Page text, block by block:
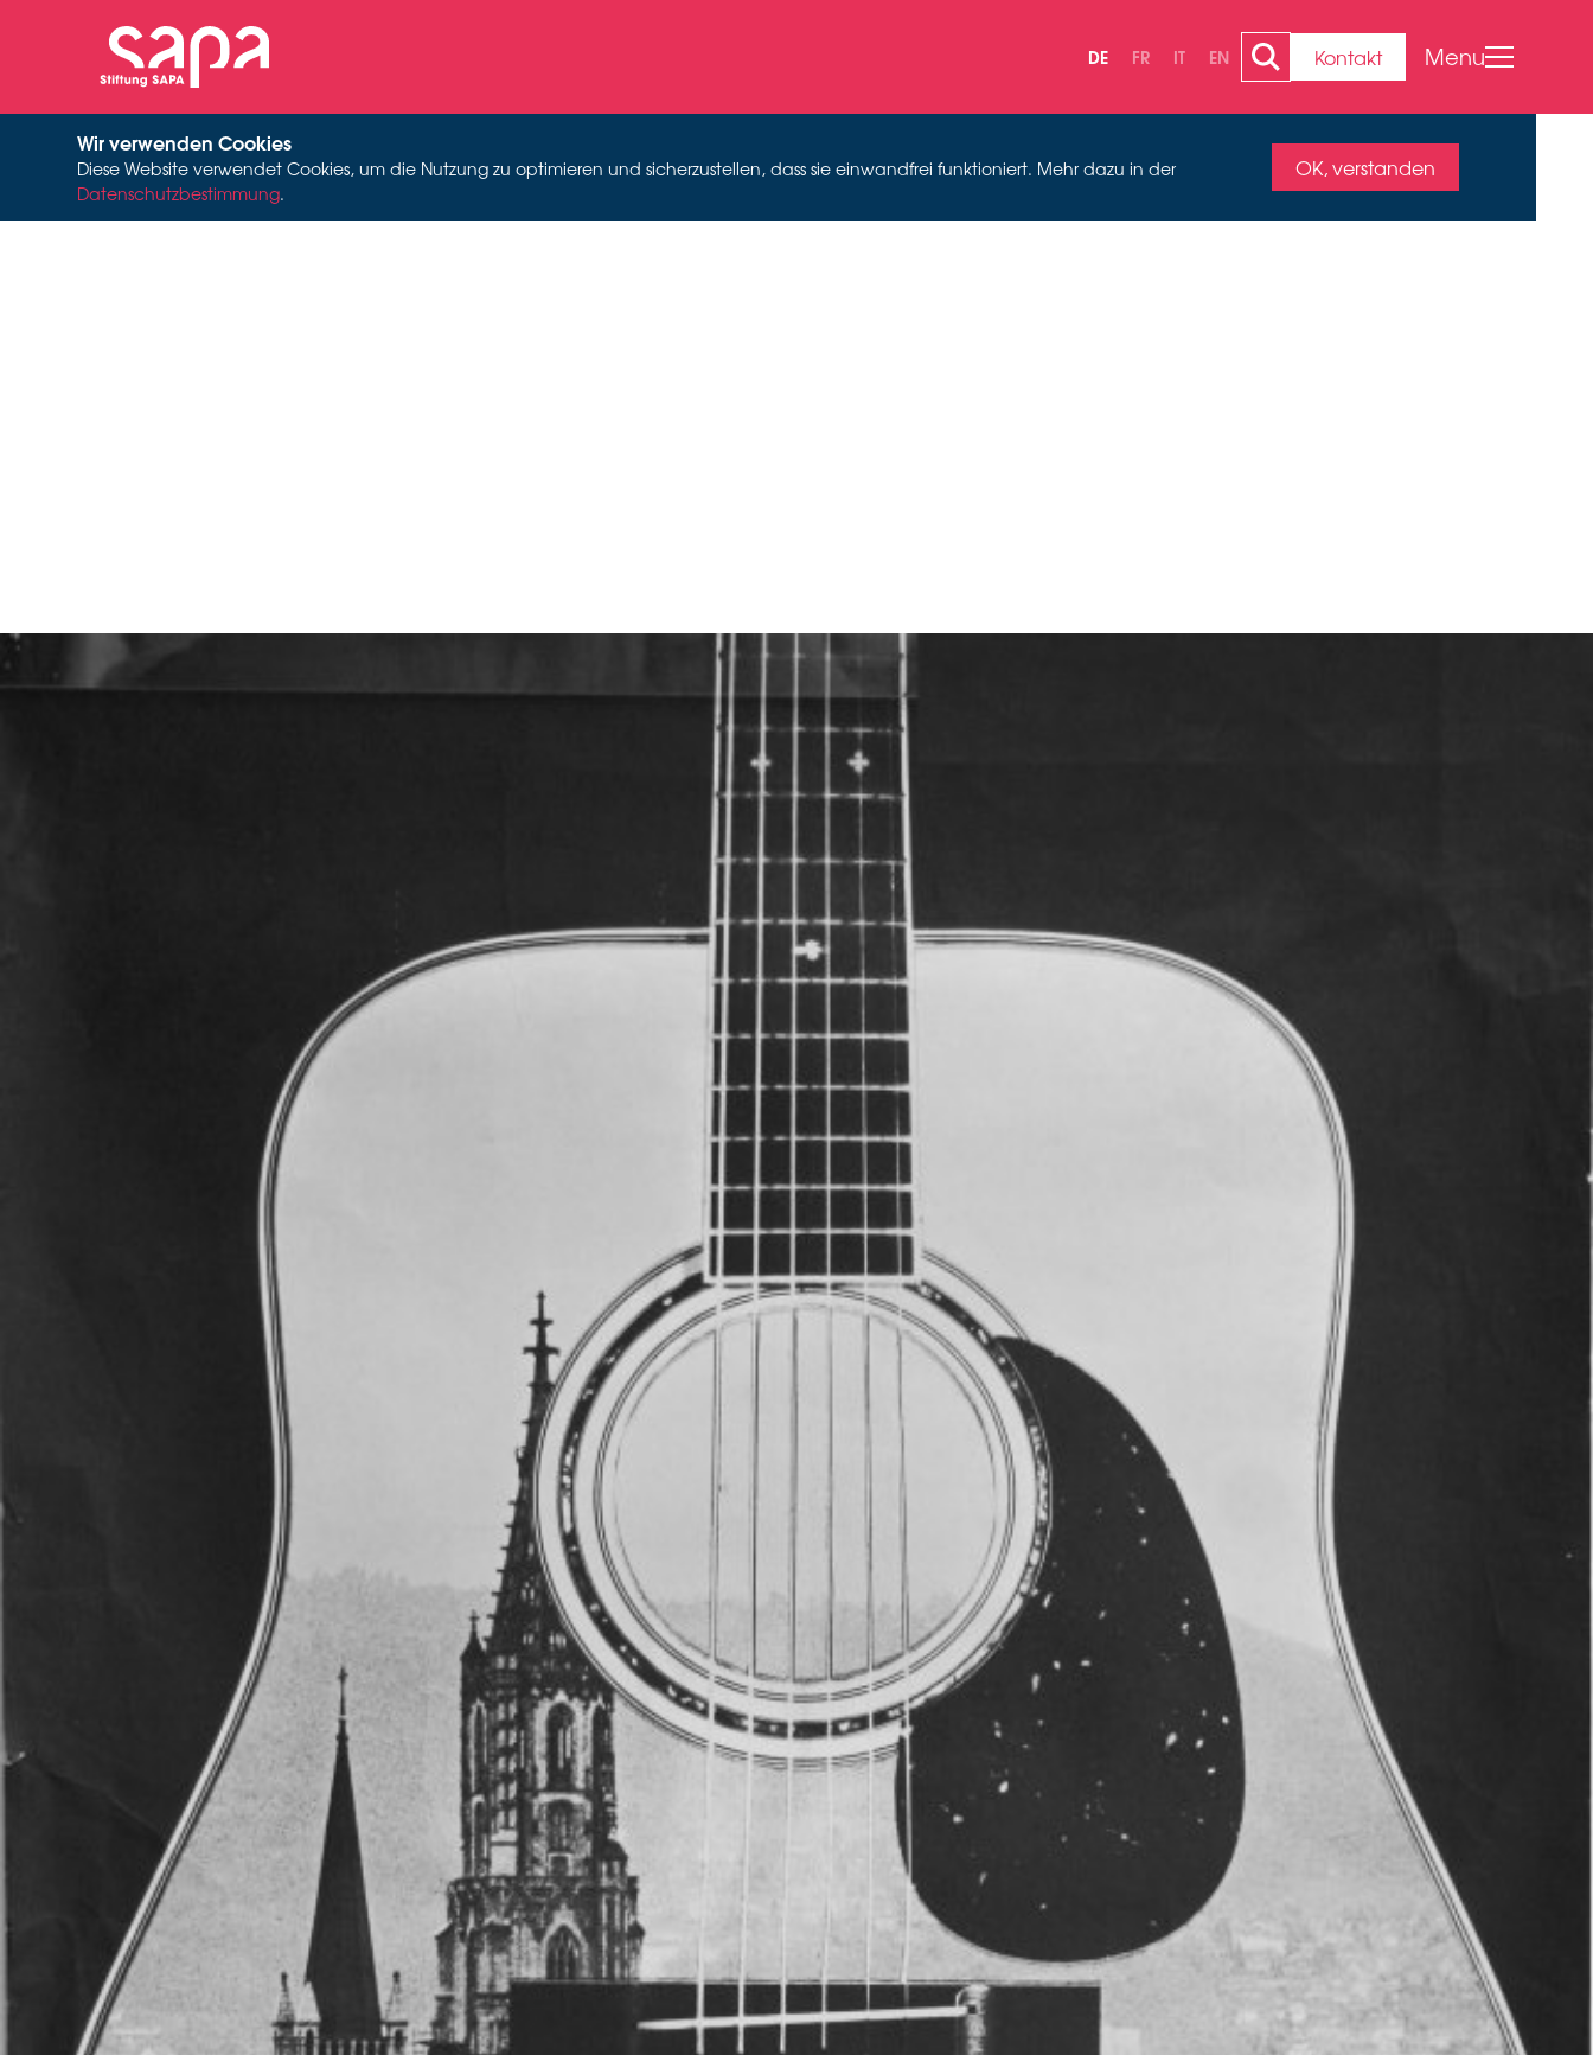
DE FR IT EN Kontakt Menu
Wir verwenden Cookies
Diese Website verwendet Cookies, um die Nutzung zu optimieren und sicherzustellen, dass sie einwandfrei funktioniert. Mehr dazu in der
Datenschutzbestimmung.
OK, verstanden
Eine grosse Zeit geht zu Ende, eine neue
beginnt! Das Cabaret-Archiv geht an die
Das Schweizer Cabaret-Archiv zieht von Thun nach Bern, aus dem
Haus seines Gründers und unermüdlichen Verwalters Hansueli von
Allmen in die Stiftung SAPA, Schweizer Archiv der Darstellenden
Künste, am Berner Bahnhof.
Seit über fünfzig Jahren dokumentiert das Cabaret-Archiv das
reichhaltige und vielseitige Geschehen auf den Schweizer
Kleinkunstbühnen. Hansueli von Allmen hat es seit 1972 gehegt
und gepflegt und der Schweizer Kleinkunst so einen
unermesslichen Fundus an Erinnerungen geschenkt. Neben
unzähligen Dokumenten über die Schweizer Kleinkunst –
Medienkritiken, Plakate, Programmhefte, Flyer, Texte, Requisiten,
Publikationen und vieles mehr – finden sich in von Allmens Archiv
auch mehr als 2‘000 Bücher und 5‘000 Tonträger: Single- und
Langspielplatten, Tonbandkassetten und CDs, dazu 800 Videos
und DVDs.
Die Tonträger gehen in die Schweizerische Nationalphonothek in
Lugano. Diese gehört zur Schweizerischen Nationalbibliothek (NB),
die wiederum eine Institution des Bundesamts für Kultur (BAK) ist.
Die Nationalphonothek sammelt, erhält und vermittelt das
klingende Kulturgut der Schweiz und trägt damit zur kulturellen
Vielfalt und Identität des Landes bei. Die unerschöpflichen
Kleinkunstschätze, die Hansueli von Allmen während eines halben
Jahrhunderts zusammengetragen hat, werden in Zukunft also in
Bern und Lugano zugänglich sein.
Dieses Vorhaben wird getragen von der grosszügigen
Unterstützung folgender Förderpartner und kantonaler
Kulturförderstellen:
Loterie Romande, Burgergemeinde Bern, Christoph Merian
Stiftung, Albert Koechlin Stiftung, Fondation Johanna Dürmüller-
Bol, Otto Gamma-Stiftung, UBS Kulturstiftung, GVB Kulturstiftung
Kanton Aargau, Kanton Appenzell Ausserrhoden, Kanton
Appenzell Innerrhoden, Kanton Basel-Landschaft, Kanton Basel-
Stadt, Kanton Bern, Kanton Freiburg, Kanton Glarus, Kanton
Graubünden, Kanton Luzern, Kanton Neuenburg, Kanton
Nidwalden, Kanton Obwalden, Kanton Schaffhausen, Kanton